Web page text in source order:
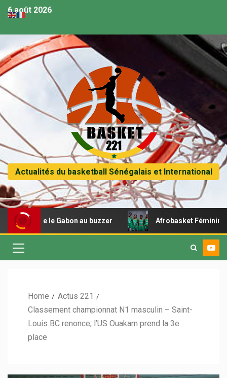
6 août 2026
Actualités du basketball Sénégalais et International
le Gabon au buzzer Afrobasket Féminin U18 –
Home
Actus 221
Classement championnat N1 masculin – Saint-
Louis BC renonce, l’US Ouakam prend la 3e
place